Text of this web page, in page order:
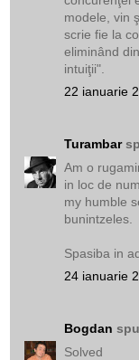
modele, vin
scrie fie la
eliminând
intuiţii".
22 ianuarie
Turambar
Am o
in loc de
my humble
bunintzeles.
Spasiba in
24 ianuarie
Bogdan
Solved